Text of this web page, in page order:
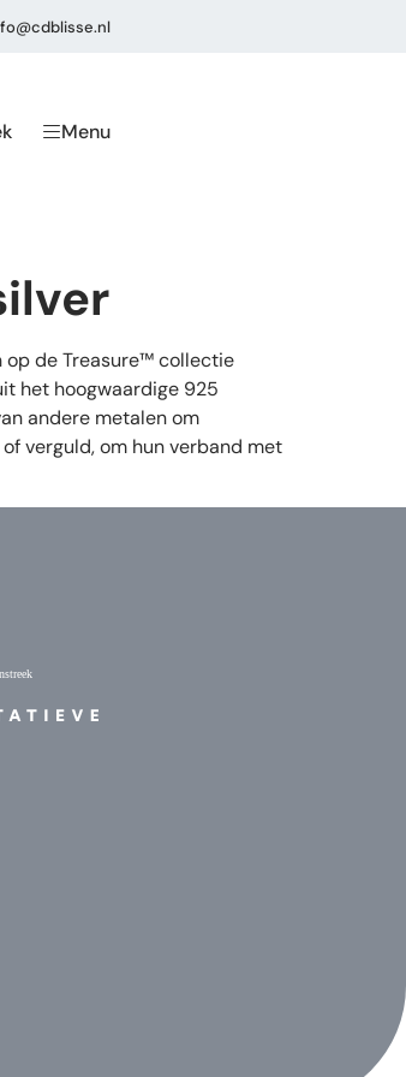
Menu
op de Treasure™ collectie
het hoogwaardige 925
andere metalen om
verguld, om hun verband met